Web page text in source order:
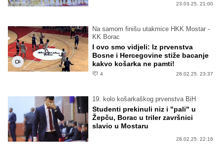
23.03.25. 21:00
Na samom finišu utakmice HKK Mostar -
KK Borac
I ovo smo vidjeli: Iz prvenstva
Bosne i Hercegovine stiže bacanje
kakvo košarka ne pamti!
4 28.02.25. 23:37
19. kolo košarkaškog prvenstva BiH
Studenti prekinuli niz i "pali" u
Žepču, Borac u triler završnici
slavio u Mostaru
28.02.25. 22:16